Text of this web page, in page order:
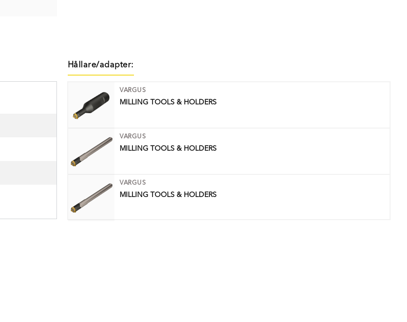
Hållare/adapter:
VARGUS
MILLING TOOLS & HOLDERS
VARGUS
MILLING TOOLS & HOLDERS
VARGUS
MILLING TOOLS & HOLDERS